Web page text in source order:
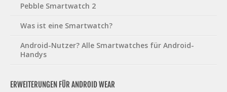
Pebble Smartwatch 2
Was ist eine Smartwatch?
Android-Nutzer? Alle Smartwatches für Android-
Handys
ERWEITERUNGEN FÜR ANDROID WEAR